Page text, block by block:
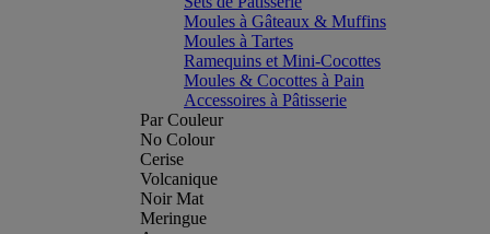
Moules à Gâteaux & Muffins
Moules à Tartes
Ramequins et Mini-Cocottes
Moules & Cocottes à Pain
Accessoires à Pâtisserie
Par Couleur
No Colour
Cerise
Volcanique
Noir Mat
Meringue